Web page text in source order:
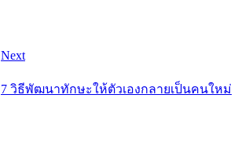
Next
7 วิธีพัฒนาทักษะให้ตัวเองกลายเป็นคนใหม่